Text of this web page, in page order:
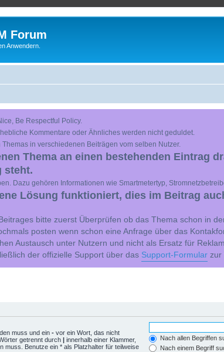
Forum
Anwendern.
Be Respectful Policy.
Kommentare oder Ähnliches werden nicht geduldet.
in verschiedenen Beiträgen vom selben Nutzer.
Thema an einen bestehenden Eintrag
steht.
Dazu gehören Informationen wie Smartmetertyp,
Lösung funktioniert, dies im Beitrag
bitte zuerst Überprüfen ob das Thema schon in
posten wenn schon eine Anfrage über das
Austausch unter Nutzern und nicht als Ersatz für
der offizielle Support über das Support-Formular zur
muss und ein - vor ein Wort, das nicht
getrennt durch | innerhalb einer Klammer,
muss. Benutze ein * als Platzhalter für teilweise
Nach allen Begriffen
Nach einem Begriff